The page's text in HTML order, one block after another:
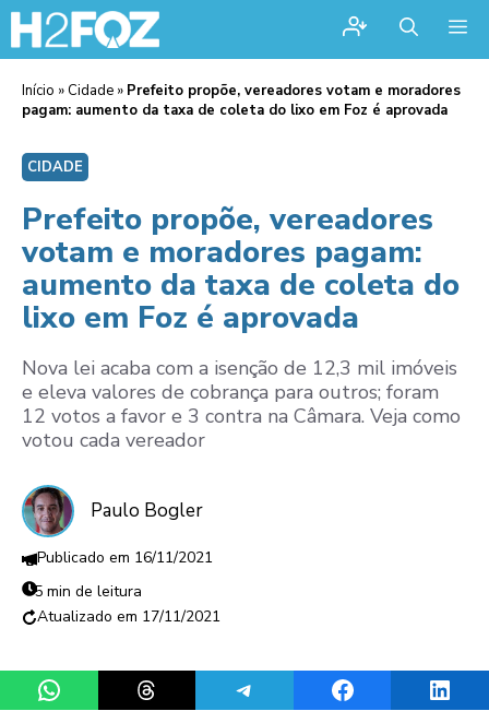
Início » Cidade » Prefeito propõe, vereadores votam e moradores
pagam: aumento da taxa de coleta do lixo em Foz é aprovada
CIDADE
Prefeito propõe, vereadores
votam e moradores pagam:
aumento da taxa de coleta do
lixo em Foz é aprovada
Nova lei acaba com a isenção de 12,3 mil imóveis
e eleva valores de cobrança para outros; foram
12 votos a favor e 3 contra na Câmara. Veja como
votou cada vereador
Paulo Bogler
16/11/2021
5 min de leitura
17/11/2021
Share on WhatsAppShare on ThreadsShare on TelegramShare on Facebook